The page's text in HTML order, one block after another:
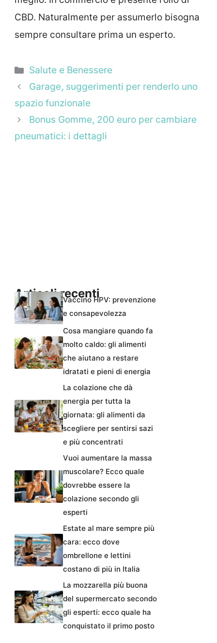
CBD. Naturalmente per assumerlo bisogna
sempre consultare prima un esperto.
Categorie
Salute e Benessere
Garage, suggerimenti per renderlo uno
spazio funzionale
Bonus Gomme, 200 euro per cambiare
pneumatici: i dettagli
Articoli recentiVaccino HPV: prevenzione
e consapevolezza
Cosa mangiare quando fa
molto caldo: gli alimenti
che aiutano a restare
idratati e pieni di energia
La colazione che dà
energia per tutta la
giornata: gli alimenti da
scegliere per sentirsi sazi
e più concentrati
Vuoi aumentare la massa
muscolare? Ecco quale
dovrebbe essere la
colazione secondo gli
esperti
Estate al mare sempre più
cara: ecco dove
ombrellone e lettini
costano di più in Italia
La mozzarella più buona
del supermercato secondo
gli esperti: ecco quale ha
conquistato il primo posto